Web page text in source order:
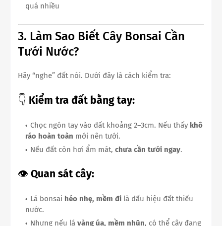
quá nhiều
3. Làm Sao Biết Cây Bonsai Cần
Tưới Nước?
Hãy “nghe” đất nói. Dưới đây là cách kiểm tra:
👇 Kiểm tra đất bằng tay:
Chọc ngón tay vào đất khoảng 2–3cm. Nếu thấy khô
ráo hoàn toàn mới nên tưới.
Nếu đất còn hơi ẩm mát, chưa cần tưới ngay.
👁️ Quan sát cây:
Lá bonsai héo nhẹ, mềm đi là dấu hiệu đất thiếu
nước.
Nhưng nếu lá vàng úa, mềm nhũn, có thể cây đang